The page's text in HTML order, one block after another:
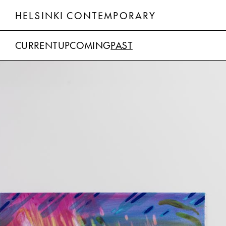
HELSINKI CONTEMPORARY
CURRENTUPCOMINGPAST